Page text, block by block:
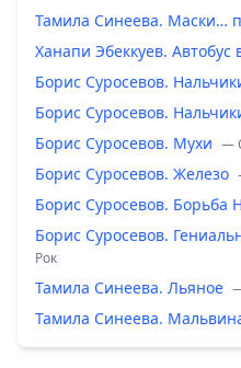
Тамила Синеева. Маски…
Ханапи Эбеккуев. Автобус
Борис Суросевов.
Борис Суросевов.
Борис Суросевов. Мухи —
Борис Суросевов. Железо
Борис Суросевов. Борьба
Борис Суросевов.
Рок
Тамила Синеева. Льяное
Тамила Синеева.